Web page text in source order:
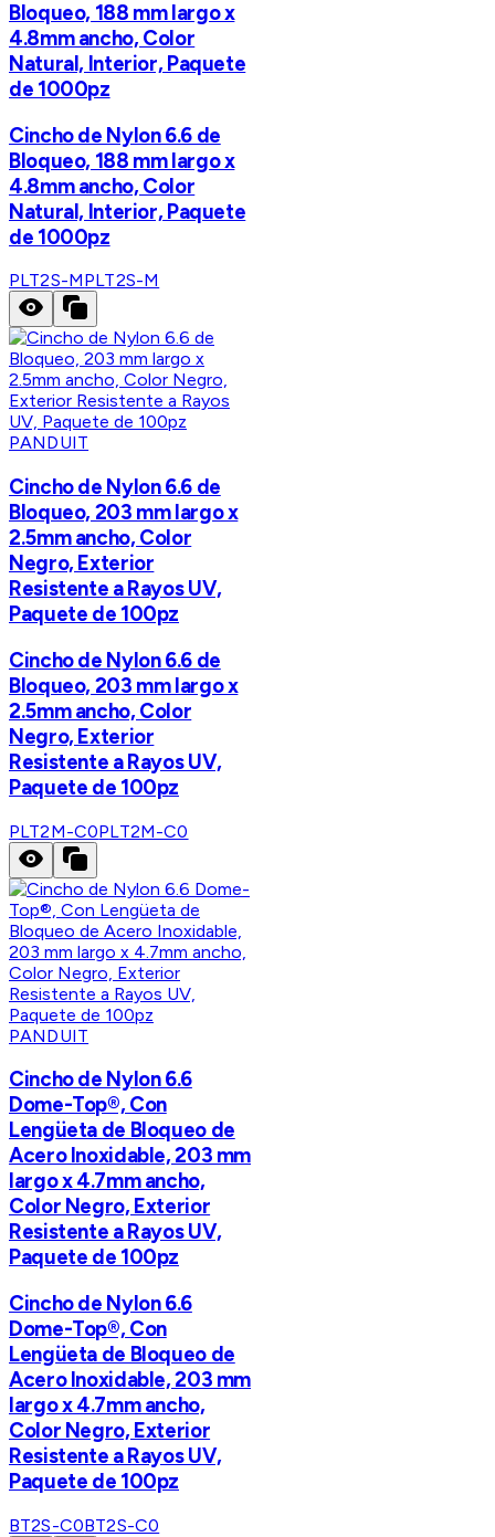
Bloqueo, 188 mm largo x
4.8mm ancho, Color
Natural, Interior, Paquete
de 1000pz
Cincho de Nylon 6.6 de
Bloqueo, 188 mm largo x
4.8mm ancho, Color
Natural, Interior, Paquete
de 1000pz
PLT2S-MPLT2S-M
PANDUIT
Cincho de Nylon 6.6 de
Bloqueo, 203 mm largo x
2.5mm ancho, Color
Negro, Exterior
Resistente a Rayos UV,
Paquete de 100pz
Cincho de Nylon 6.6 de
Bloqueo, 203 mm largo x
2.5mm ancho, Color
Negro, Exterior
Resistente a Rayos UV,
Paquete de 100pz
PLT2M-C0PLT2M-C0
PANDUIT
Cincho de Nylon 6.6
Dome-Top®, Con
Lengüeta de Bloqueo de
Acero Inoxidable, 203 mm
largo x 4.7mm ancho,
Color Negro, Exterior
Resistente a Rayos UV,
Paquete de 100pz
Cincho de Nylon 6.6
Dome-Top®, Con
Lengüeta de Bloqueo de
Acero Inoxidable, 203 mm
largo x 4.7mm ancho,
Color Negro, Exterior
Resistente a Rayos UV,
Paquete de 100pz
BT2S-C0BT2S-C0